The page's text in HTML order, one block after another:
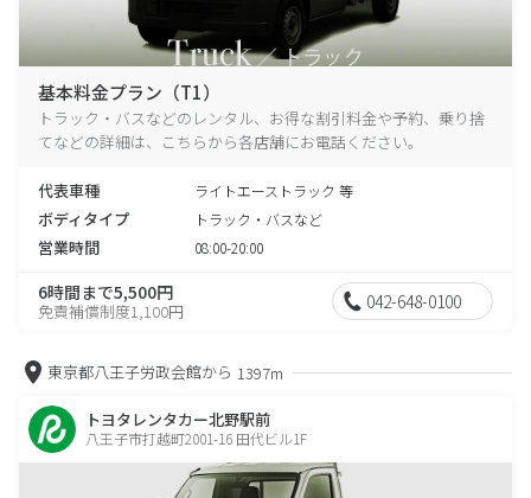
基本料金プラン（T1）
トラック・バスなどのレンタル、お得な割引料金や予約、乗り捨
てなどの詳細は、こちらから各店舗にお電話ください。
代表車種 ライトエーストラック 等
ボディタイプ トラック・バスなど
営業時間 08:00-20:00
6時間まで5,500円
免責補償制度1,100円 042-648-0100
東京都八王子労政会館から 1397m
トヨタレンタカー北野駅前
八王子市打越町2001-16 田代ビル1F